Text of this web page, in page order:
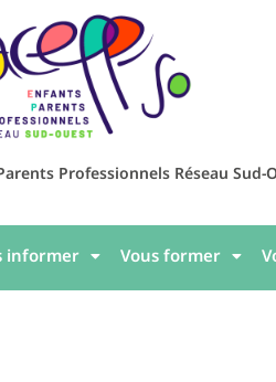
Professionnels Réseau Sud-
informer Vous former